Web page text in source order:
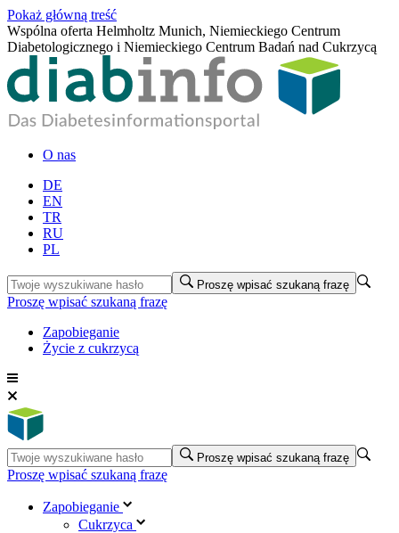
Pokaż główną treść
Wspólna oferta Helmholtz Munich, Niemieckiego Centrum
Diabetologicznego i Niemieckiego Centrum Badań nad Cukrzycą
O nas
DE
EN
TR
RU
PL
Proszę wpisać szukaną frazę
Proszę wpisać szukaną frazę
Zapobieganie
Życie z cukrzycą
Proszę wpisać szukaną frazę
Proszę wpisać szukaną frazę
Zapobieganie
Cukrzyca